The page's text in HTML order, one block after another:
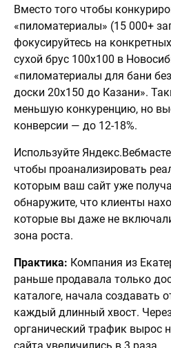
Вместо того чтобы
«пиломатериалы» (15 000+
фокусируйтесь на
сухой брус 100х100 в
«пиломатериалы для бани
доски 20х150 до Казани».
меньшую конкуренцию, но
конверсии — до 12-18%.
Используйте
чтобы проанализировать
которым ваш сайт уже
обнаружите, что клиенты
которые вы даже не
зона роста.
Практика: Компания из
раньше продавала только
каталоге, начала создавать
каждый длинный хвост.
органический трафик вырос